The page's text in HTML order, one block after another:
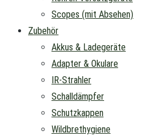
Scopes (mit Absehen)
Zubehör
Akkus & Ladegeräte
Adapter & Okulare
IR-Strahler
Schalldämpfer
Schutzkappen
Wildbrethygiene